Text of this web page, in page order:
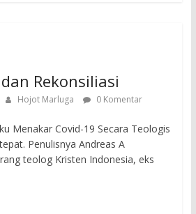
Rekonsiliasi
Hojot Marluga 0 Komentar
Menakar Covid-19 Secara Teologis
Penulisnya Andreas A
teolog Kristen Indonesia, eks